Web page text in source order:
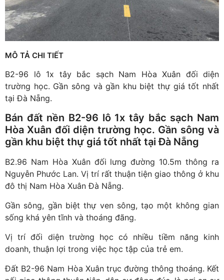
MÔ TẢ CHI TIẾT
B2-96 lô 1x tây bắc sạch Nam Hòa Xuân đối diện
trường học. Gần sông và gần khu biệt thự giá tốt nhất
tại Đà Nẵng.
Bán đất nền B2-96 lô 1x tây bắc sạch Nam
Hòa Xuân đối diện trường học. Gần sông và
gần khu biệt thự giá tốt nhất tại Đà Nẵng
B2.96 Nam Hòa Xuân đối lưng đường 10.5m thông ra
Nguyễn Phước Lan. Vị trí rất thuận tiện giao thông ở khu
đô thị Nam Hòa Xuân Đà Nẵng.
Gần sông, gần biệt thự ven sông, tạo một không gian
sống khá yên tĩnh và thoáng đãng.
Vị trí đối diện trường học có nhiều tiềm năng kinh
doanh, thuận lợi trong việc học tập của trẻ em.
Đất B2-96 Nam Hòa Xuân trục đường thông thoáng. Kết